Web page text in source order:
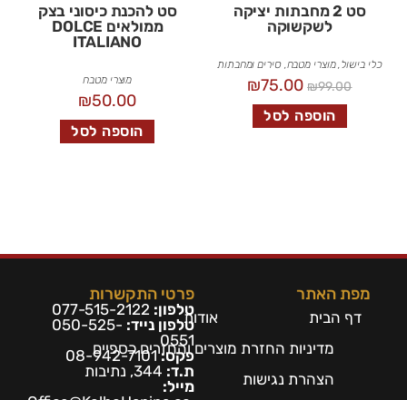
סט 2 מחבתות יציקה
לשקשוקה
כלי בישול,מוצרי מטבח,סירים ומחבתות
₪99.00
₪75.00
הוספה לסל
סט להכנת כיסוני בצק
ממולאים DOLCE
ITALIANO
מוצרי מטבח
₪50.00
הוספה לסל
מפת האתר
דף הבית
אודות
מדיניות החזרת מוצרים והחזרים כספיים
הצהרת נגישות
פרטי התקשרות
טלפון: 077-515-2122
טלפון נייד: 050-525-
0551
פקס:08-942-7101
ת.ד:
מייל: